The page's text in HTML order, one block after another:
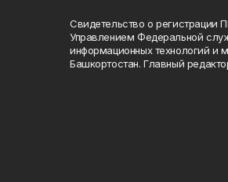
Свидетельство о регистрации
Управлением Федеральной
информационных технологий и
Башкортостан. Главный